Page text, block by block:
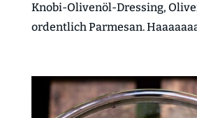
Knobi-Olivenöl-Dressing,
ordentlich Parmesan.